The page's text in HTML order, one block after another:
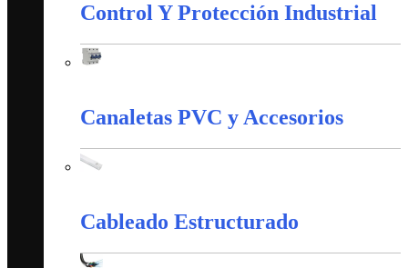
Control Y Protección Industrial
Canaletas PVC y Accesorios
Cableado Estructurado